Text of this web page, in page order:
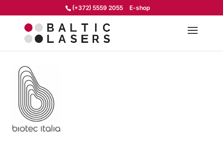
(+372) 5559 2055 E-shop